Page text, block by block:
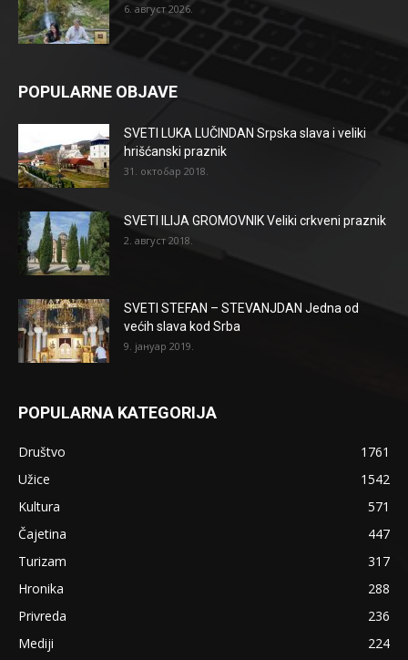
6. август 2026.
POPULARNE OBJAVE
SVETI LUKA LUČINDAN Srpska slava i veliki
hrišćanski praznik
31. октобар 2018.
SVETI ILIJA GROMOVNIK Veliki crkveni praznik
2. август 2018.
SVETI STEFAN – STEVANJDAN Jedna od
većih slava kod Srba
9. јануар 2019.
POPULARNA KATEGORIJA
Društvo
1761
Užice
1542
Kultura
571
Čajetina
447
Turizam
317
Hronika
288
Privreda
236
Mediji
224